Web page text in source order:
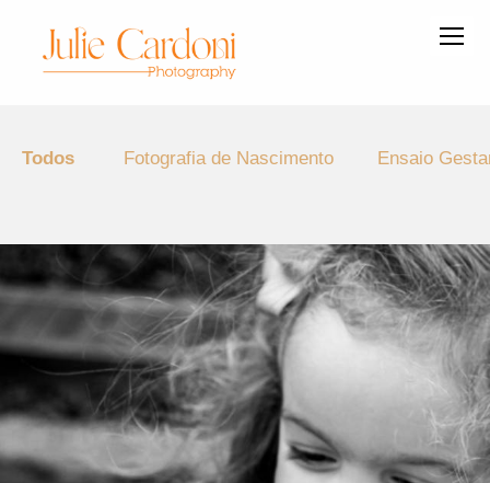
Todos Fotografia de Nascimento Ensaio